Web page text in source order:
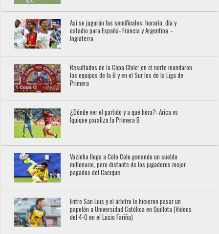
Así se jugarán las semifinales: horario, día y
estadio para España- Francia y Argentina –
Inglaterra
Resultados de la Copa Chile: en el norte mandaron
los equipos de la B y en el Sur los de la Liga de
Primera
¿Dónde ver el partido y a qué hora?: Arica vs
Iquique paraliza la Primera B
Vozinha llega a Colo Colo ganando un sueldo
millonario, pero distante de los jugadores mejor
pagados del Cacique
Entre San Luis y el árbitro le hicieron pasar un
papelón a Universidad Católica en Quillota (Videos
del 4-0 en el Lucio Fariña)